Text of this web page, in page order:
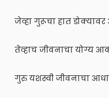
जेव्हा गुरूचा हात
तेव्हाच जीवनाचा योग्य
गुरु यशस्वी जीवनाचा